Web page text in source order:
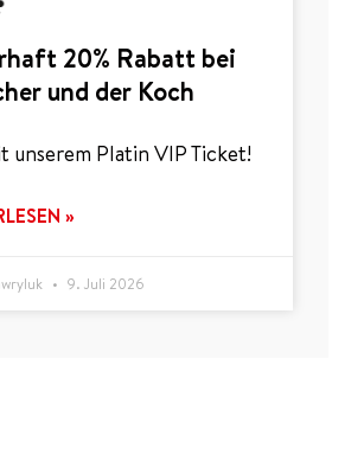
20% Rabatt bei
und der Koch
unserem Platin VIP Ticket!
»
9. Juli 2026